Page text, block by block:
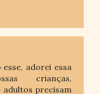
adorei essa
crianças,
adultos precisam